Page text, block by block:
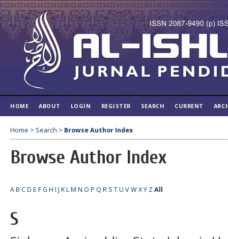
HOME ABOUT LOGIN REGISTER SEARCH CURRENT
Home > Search > Browse Author Index
Browse Author Index
AB CD E FG H I J KLM N O P Q R S TU VWXY ZAll
S